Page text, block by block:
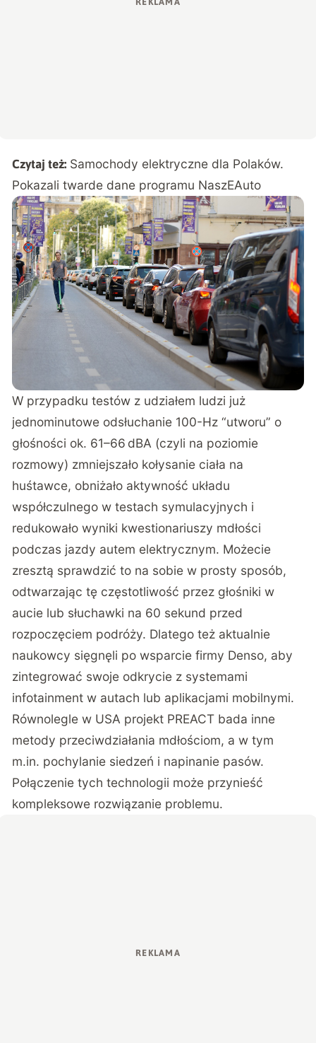
Czytaj też: Samochody elektryczne dla Polaków.
Pokazali twarde dane programu NaszEAuto
W przypadku testów z udziałem ludzi już
jednominutowe odsłuchanie 100-Hz “utworu” o
głośności ok. 61–66 dBA (czyli na poziomie
rozmowy) zmniejszało kołysanie ciała na
huśtawce, obniżało aktywność układu
współczulnego w testach symulacyjnych i
redukowało wyniki kwestionariuszy mdłości
podczas jazdy autem elektrycznym. Możecie
zresztą sprawdzić to na sobie w prosty sposób,
odtwarzając tę częstotliwość przez głośniki w
aucie lub słuchawki na 60 sekund przed
rozpoczęciem podróży. Dlatego też aktualnie
naukowcy sięgnęli po wsparcie firmy Denso, aby
zintegrować swoje odkrycie z systemami
infotainment w autach lub aplikacjami mobilnymi.
Równolegle w USA projekt PREACT bada inne
metody przeciwdziałania mdłościom, a w tym
m.in. pochylanie siedzeń i napinanie pasów.
Połączenie tych technologii może przynieść
kompleksowe rozwiązanie problemu.